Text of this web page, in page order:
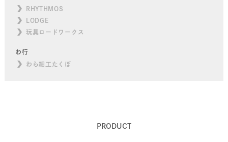
RHYTHMOS
LODGE
玩具ロードワークス
わ行
わら細工たくぼ
PRODUCT